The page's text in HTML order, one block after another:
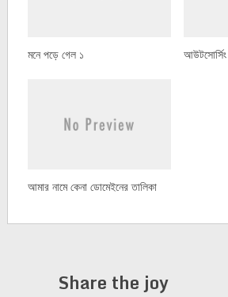
মনে পড়ে গেল ১
আমার নামে কেনা ডোমেইনের তালিকা
Share the joy